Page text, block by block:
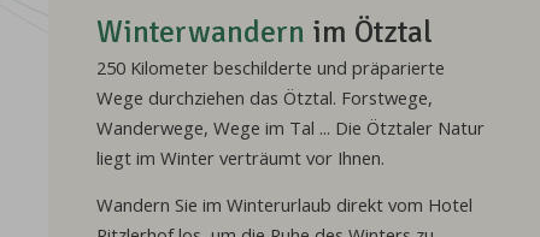
Winterwandern im Ötztal
250 Kilometer beschilderte und präparierte
Wege durchziehen das Ötztal. Forstwege,
Wanderwege, Wege im Tal ... Die Ötztaler Natur
liegt im Winter verträumt vor Ihnen.
Wandern Sie im Winterurlaub direkt vom Hotel